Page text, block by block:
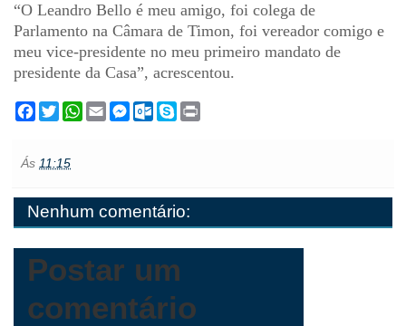
“O Leandro Bello é meu amigo, foi colega de
Parlamento na Câmara de Timon, foi vereador comigo e
meu vice-presidente no meu primeiro mandato de
presidente da Casa”, acrescentou.
F
a
b
o
k
T
w
t
r
W
h
p
p
E
m
M
e
g
e
r
O
u
k
.
c
S
k
Ás 11:15
Nenhum comentário:
Postar um
comentário